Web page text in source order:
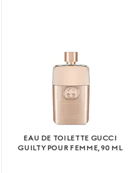
EAU DE TOILETTE GUCCI
GUILTY POUR FEMME, 90 ML